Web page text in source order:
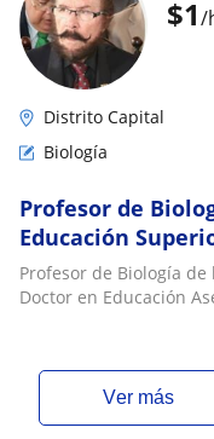
$1/
Distrito Capital
Biología
Profesor de
Educación
Asesor de Tesis
Profesor de Biología
Doctor en Educación
ver más